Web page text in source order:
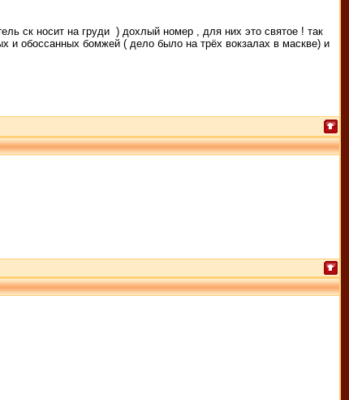
ск носит на груди ) дохлый номер , для них это святое ! так
обоссанных бомжей ( дело было на трёх вокзалах в маскве) и